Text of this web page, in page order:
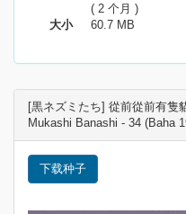
( 2 个月 )
大小
60.7 MB
[黒ネズミたち] 從前從前有隻
Mukashi Banashi - 34 (Baha
下载种子